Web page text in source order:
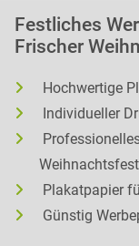
Festliches
Frischer
Hochwertige
Individueller
Weihnachtsfest
Plakatpapier
Günstig